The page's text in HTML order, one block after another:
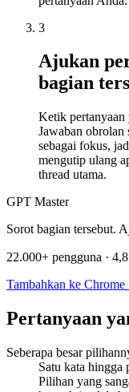
3
Ajukan
bagian
Ketik pertanyaan
Jawaban
sebagai fokus,
mengutip ulang
thread utama.
GPT Master
Sorot bagian tersebut.
22.000+ pengguna ·
Tambahkan ke Chrome
Pertanyaan
Seberapa besar
Satu kata hingga
Pilihan yang